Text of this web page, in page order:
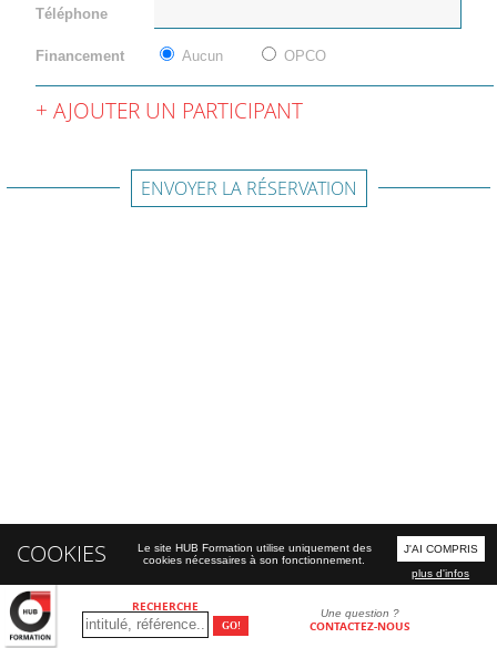
RECHERCHE Une question ?
CONTACTEZ-NOUS
Téléphone
Financement Aucun OPCO
AJOUTER UN PARTICIPANT
ENVOYER LA RÉSERVATION
COOKIES
Le site HUB Formation utilise uniquement des
cookies nécessaires à son fonctionnement.
J'AI COMPRIS
plus d'infos